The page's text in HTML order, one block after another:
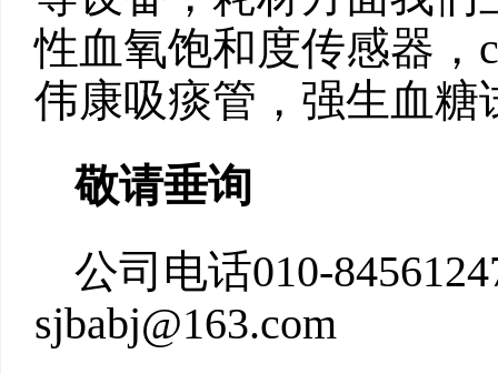
性血氧饱和度传感器，
伟康吸痰管，强生血糖
敬请垂询
公司电话010-
sjbabj@163.com